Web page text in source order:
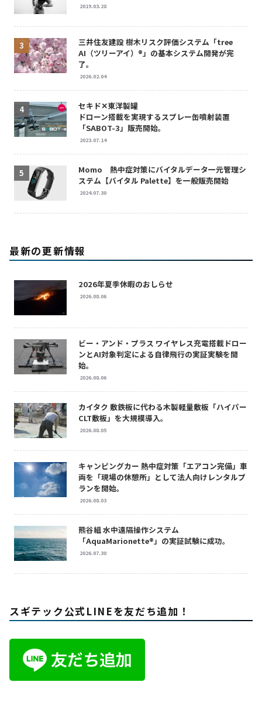
2019.03.28
三井住友建設 樹木リスク評価システム「tree
AI（ツリーアイ）®」の基本システム開発が完
了。
2026.02.04
セキド✕東洋製罐
ドローン搭載を実現するスプレー缶噴射装置
「SABOT-3」販売開始。
2023.07.14
Momo 熱中症対策にバイタルデータ一元管理シ
ステム【バイタル Palette】を一般販売開始
2024.07.30
最新の更新情報
2026年夏季休暇のおしらせ
2026.08.06
ビー・アンド・プラス ワイヤレス充電搭載ドロー
ンとAI対象判定による自律飛行の実証実験を開
始。
2026.08.06
カイタク 敷鉄板に代わる木製軽量敷板「ハイパー
CLT敷板」を大規模導入。
2026.08.05
キャンピングカー 熱中症対策「エアコン完備」車
両を「現場の休憩所」として法人向けレンタルプ
ランを開始。
2026.08.03
熊谷組 水中遠隔操作システム
「AquaMarionette®」の実証試験に成功。
2026.07.30
スギテック公式LINEを友だち追加！